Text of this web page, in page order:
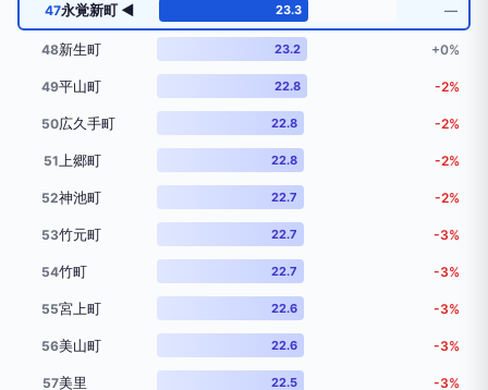
47永覚新町 ◀ 23.3 ―
48新生町 23.2 +0%
49平山町 22.8 -2%
50広久手町 22.8 -2%
51 上郷町 22.8 -2%
52神池町 22.7 -2%
53竹元町 22.7 -3%
54竹町 22.7 -3%
55宮上町 22.6 -3%
56美山町 22.6 -3%
57美里 22.5 -3%